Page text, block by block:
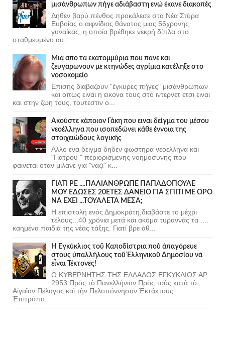
μισάνθρωπων πήγε αδιάβαστη ενώ έκανε διακοπές
Δηθεν βαρύ πένθος προκάλεσε στα Νέα Στύρα
Ευβοίας ο αιφνίδιος θάνατος μιας 56χρονης
γυναίκας, η οποία βρέθηκε νεκρή δίπλα στο
σταθμευμένο αυ...
Μια απο τα εκατομμύρια που πανε και
ζευγαρωνουν με κτηνώδες αγρίμια κατέληξε στο
νοσοκομείο
Επισης διαβαζουν "έγκυρες πήγες" μισάνθρωπων
και οπως ειναι η εικονα τους στο ιντερνετ ετσι ειναι
και στην ζωη τους, τουτεστιν ο...
Ακούστε κάποιον Γάκη που ειναι δείγμα του μέσου
νεοέλληνα που ισοπεδώνει κάθε έννοια της
στοιχειώδους λογικής
Αλλο ενα δειγμα δηδεν φωστηρα νεοελληνα και
"Γιατρου " περιορισμενης νοημοσυνης που
φαινεται οταν μιλανε για "ναζι" κ...
ΓΙΑΤΙ ΡΕ ....ΠΑΛΙΑΝΘΡΩΠΕ ΠΑΠΑΔΟΠΟΥΛΕ
ΜΟΥ ΕΔΩΣΕΣ 20ΕΤΕΣ ΔΑΝΕΙΟ ΓΙΑ ΣΠΙΤΙ ΜΕ ΟΡΟ
ΝΑ ΕΧΕΙ ...ΤΟΥΑΛΕΤΑ ΜΕΣΑ;
Η επιστολή ενός Δημοκράτη,διαβάστε το μέχρι
τέλους...40 χρόνια μετά και ακόμα τυραννάς τα ....
καημένα παιδιά της νέας τάξης. Γιατί βρε άθ...
Ἡ Ἐγκύκλιος τοῦ Καποδίστρια ποὺ ἀπαγόρευε
στοὺς ὑπαλλήλους τοῦ Ἑλληνικοῦ Δημοσίου νὰ
εἶναι Τέκτονες!
Ο ΚΥΒΕΡΝΗΤΗΣ ΤΗΣ ΕΛΛΑΔΟΣ ΕΓΚΥΚΛΙΟΣ ΑΡ.
2953 Πρὸς τὸ Πανελλήνιον Πρὸς τοὺς κατὰ τὸ
Αἰγαῖον Πέλαγος καὶ τὴν Πελοπόννησον Ἐκτάκτους
Ἐπιτρόπο...